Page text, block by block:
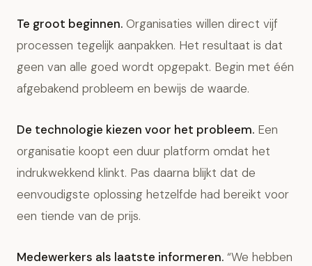
Te groot beginnen. Organisaties willen direct vijf
processen tegelijk aanpakken. Het resultaat is dat
geen van alle goed wordt opgepakt. Begin met één
afgebakend probleem en bewijs de waarde.
De technologie kiezen voor het probleem. Een
organisatie koopt een duur platform omdat het
indrukwekkend klinkt. Pas daarna blijkt dat de
eenvoudigste oplossing hetzelfde had bereikt voor
een tiende van de prijs.
Medewerkers als laatste informeren. “We hebben